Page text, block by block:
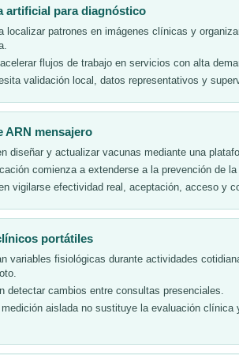
artificial para diagnóstico
localizar patrones en imágenes clínicas y
flujos de trabajo en servicios con alta
validación local, datos representativos y
ARN mensajero
diseñar y actualizar vacunas mediante una
comienza a extenderse a la prevención de
vigilarse efectividad real, aceptación, acceso y
portátiles
variables fisiológicas durante actividades
detectar cambios entre consultas presenciales.
medición aislada no sustituye la evaluación clínica